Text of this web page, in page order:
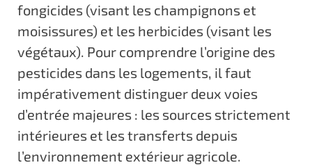
fongicides (visant les champignons et
moisissures) et les herbicides (visant les
végétaux). Pour comprendre l’origine des
pesticides dans les logements, il faut
impérativement distinguer deux voies
d’entrée majeures : les sources strictement
intérieures et les transferts depuis
l’environnement extérieur agricole.